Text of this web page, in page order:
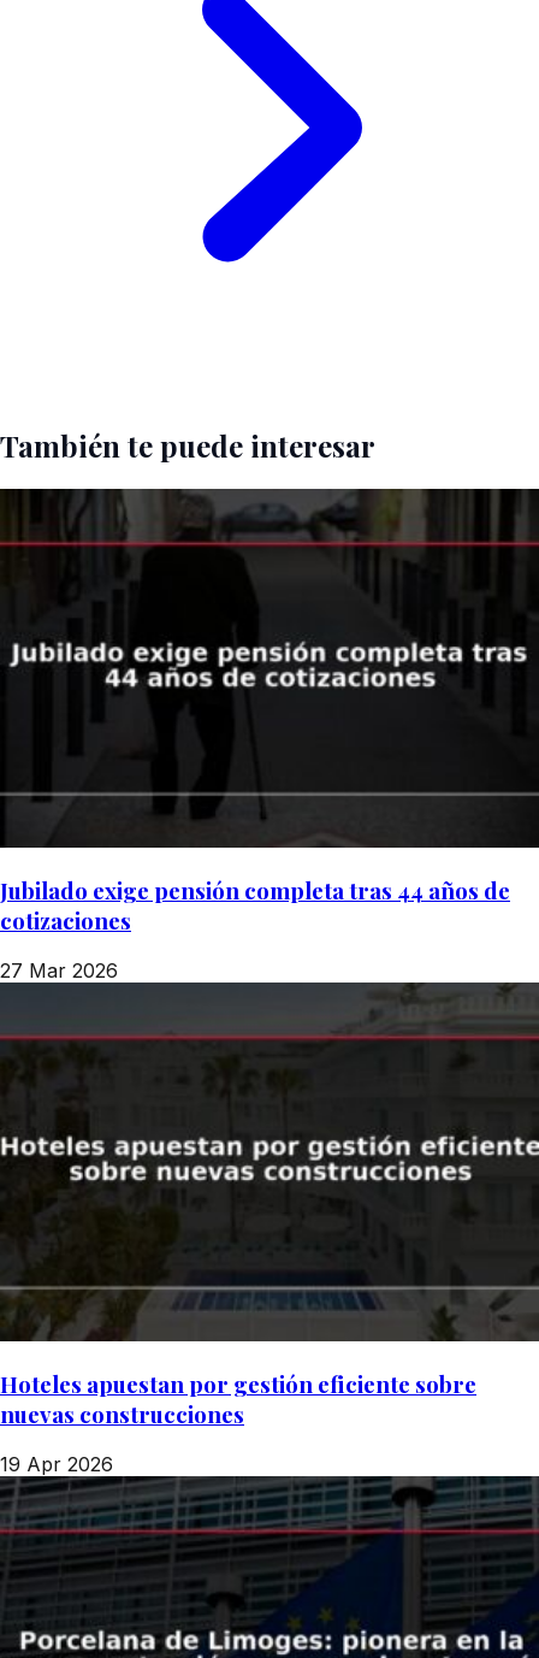
También te puede interesar
Jubilado exige pensión completa tras 44 años de
cotizaciones
27 Mar 2026
Hoteles apuestan por gestión eficiente sobre
nuevas construcciones
19 Apr 2026